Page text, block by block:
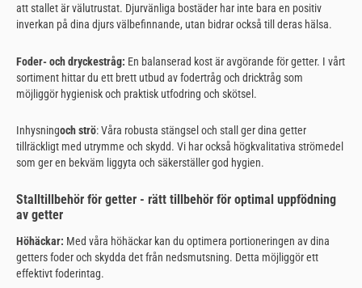
att stallet är välutrustat. Djurvänliga bostäder har inte bara en positiv
inverkan på dina djurs välbefinnande, utan bidrar också till deras hälsa.
Foder- och dryckestråg: En balanserad kost är avgörande för getter. I vårt
sortiment hittar du ett brett utbud av fodertråg och dricktråg som
möjliggör hygienisk och praktisk utfodring och skötsel.
Inhysningoch strö: Våra robusta stängsel och stall ger dina getter
tillräckligt med utrymme och skydd. Vi har också högkvalitativa strömedel
som ger en bekväm liggyta och säkerställer god hygien.
Stalltillbehör för getter - rätt tillbehör för optimal uppfödning
av getter
Höhäckar: Med våra höhäckar kan du optimera portioneringen av dina
getters foder och skydda det från nedsmutsning. Detta möjliggör ett
effektivt foderintag.